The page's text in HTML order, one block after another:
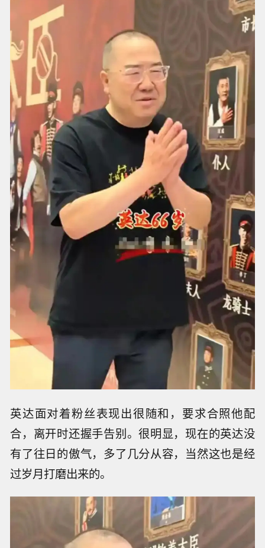
英达面对着粉丝表现出很随和，要求合照他配
合，离开时还握手告别。很明显，现在的英达没
有了往日的傲气，多了几分从容，当然这也是经
过岁月打磨出来的。